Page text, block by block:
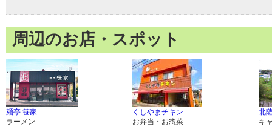
周辺のお店・スポット
麺亭 笹家
ラーメン
くしやまチキン
お弁当・お惣菜
北
キ